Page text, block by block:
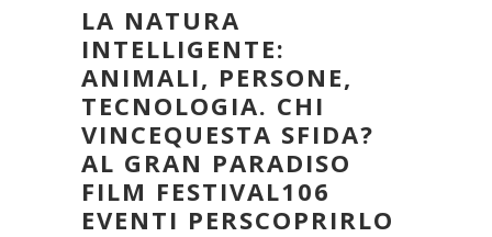
LA NATURA
INTELLIGENTE:
ANIMALI, PERSONE,
TECNOLOGIA. CHI
VINCEQUESTA SFIDA?
AL GRAN PARADISO
FILM FESTIVAL106
EVENTI PERSCOPRIRLO